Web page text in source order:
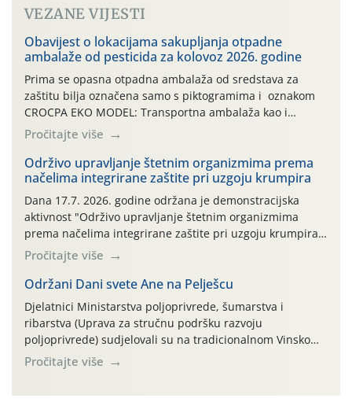
VEZANE VIJESTI
Obavijest o lokacijama sakupljanja otpadne
ambalaže od pesticida za kolovoz 2026. godine
Prima se opasna otpadna ambalaža od sredstava za
zaštitu bilja označena samo s piktogramima i oznakom
CROCPA EKO MODEL: Transportna ambalaža kao i
ambalaža drugih proizvoda koji nisu sredstva za zaštitu
bilja (npr. ambalaža od mineralnih gnojiva,) se ne
prihvaća. Korisnicima je osiguran besplatni povrat
prazne ambalaže isključivo ovih tvrtki: AGROCHEM-MAKS,
AGRONOM, ALBAUGH TKI* (PINUS […]
Pročitajte više
Održivo upravljanje štetnim organizmima prema
načelima integrirane zaštite pri uzgoju krumpira
Dana 17.7. 2026. godine održana je demonstracijska
aktivnost "Održivo upravljanje štetnim organizmima
prema načelima integrirane zaštite pri uzgoju krumpira"
na pokusnom polju "Poredje", kraj naselja Belica (ARKOD
parcela ID 2445031) (središnji dio Međimurske županije).
Pročitajte više
Održani Dani svete Ane na Pelješcu
Djelatnici Ministarstva poljoprivrede, šumarstva i
ribarstva (Uprava za stručnu podršku razvoju
poljoprivrede) sudjelovali su na tradicionalnom Vinskom
forumu, održanom 24.07.2026. godine u Domu vinarske
tradicije u Putnikovićima na poluotoku Pelješcu, u
Pročitajte više